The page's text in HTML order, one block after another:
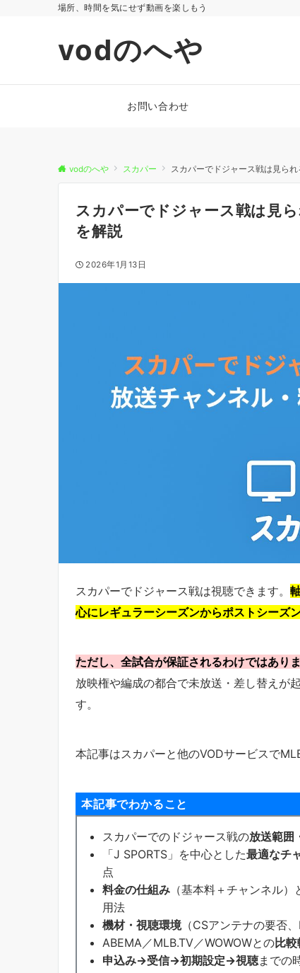
場所、時間を気にせず動画を楽しもう
vodのへや
お問い合わせ
vodのへや スカパー スカパーでドジャース戦は見ら
スカパーでドジャース戦は見
を解説
2026年1月13日
スカパーでドジャース戦は視聴できます。
心にレギュラーシーズンからポストシーズ
ただし、全試合が保証されるわけではありま
放映権や編成の都合で未放送・差し替えが
す。
本記事はスカパーと他のVODサービスで
本記事でわかること
スカパーでのドジャース戦の放送範囲
「J SPORTS」を中心とした最適なチ
点
料金の仕組み （基本料＋チャンネル）
用法
機材・視聴環境（CSアンテナの要否
ABEMA／MLB.TV／WOWOWとの比較
申込み→受信→初期設定→視聴までの